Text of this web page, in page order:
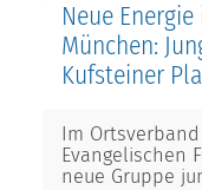
Neue
München:
Kufsteiner
Im
Evangelischen
neue Gruppe